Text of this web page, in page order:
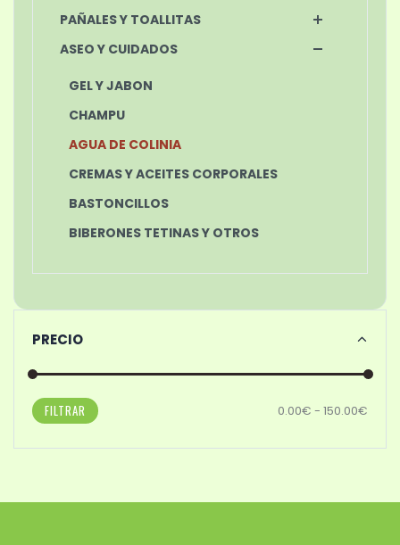
PAÑALES Y TOALLITAS
ASEO Y CUIDADOS
GEL Y JABON
CHAMPU
AGUA DE COLINIA
CREMAS Y ACEITES CORPORALES
BASTONCILLOS
BIBERONES TETINAS Y OTROS
PRECIO
FILTRAR 0.00€ - 150.00€